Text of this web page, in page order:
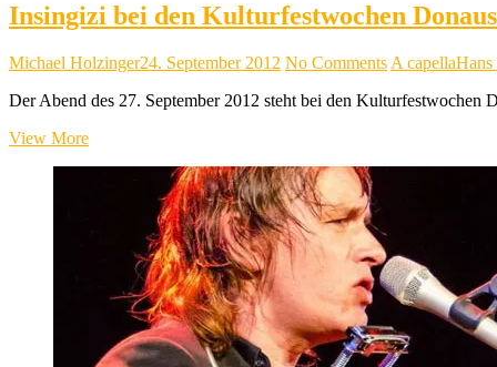
Insingizi bei den Kulturfestwochen
Michael Holzinger24. September 2012 No Comments A capellaHans
Der Abend des 27. September 2012 steht bei den
View MoreInsingizi
Kulturfestwochen
Donaustadt